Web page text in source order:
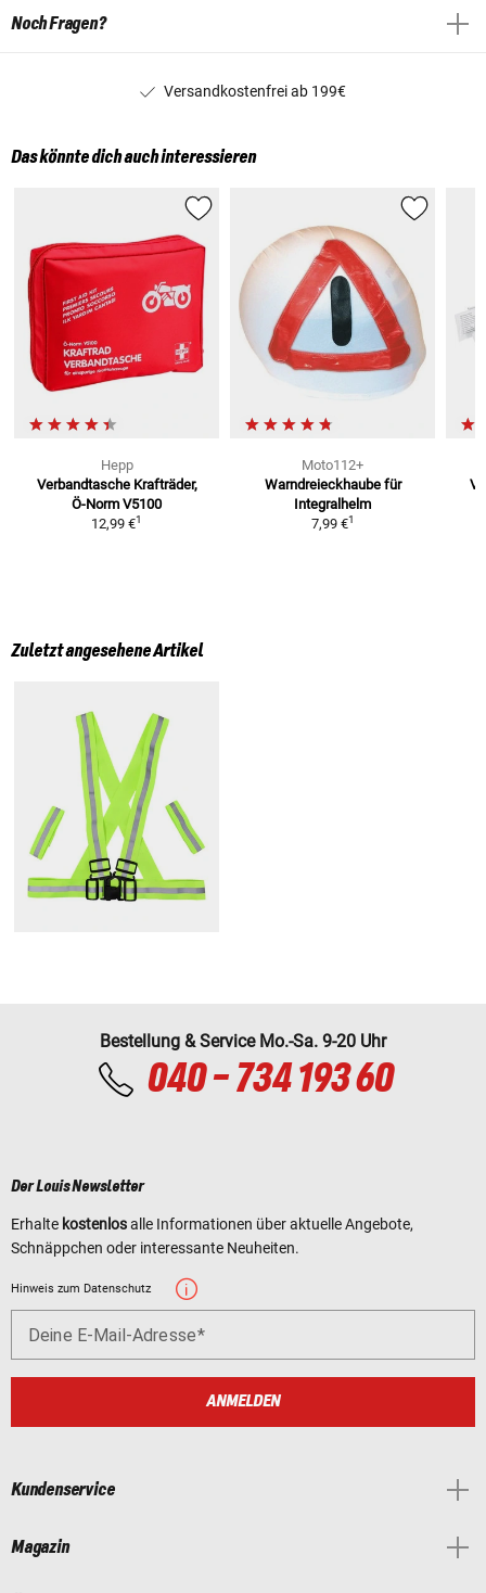
Noch Fragen?
Versandkostenfrei ab 199€
Das könnte dich auch interessieren
Hepp
Verbandtasche Krafträder,
Ö-Norm V5100
12,99 €1
Moto112+
Warndreieckhaube für
Integralhelm
7,99 €1
Zuletzt angesehene Artikel
Bestellung & Service Mo.-Sa. 9-20 Uhr
040 - 734 193 60
Der Louis Newsletter
Erhalte kostenlosalle Informationen über aktuelle Angebote,
Schnäppchen oder interessante Neuheiten.
Hinweis zum Datenschutz
Deine E-Mail-Adresse
ANMELDEN
Kundenservice
Magazin